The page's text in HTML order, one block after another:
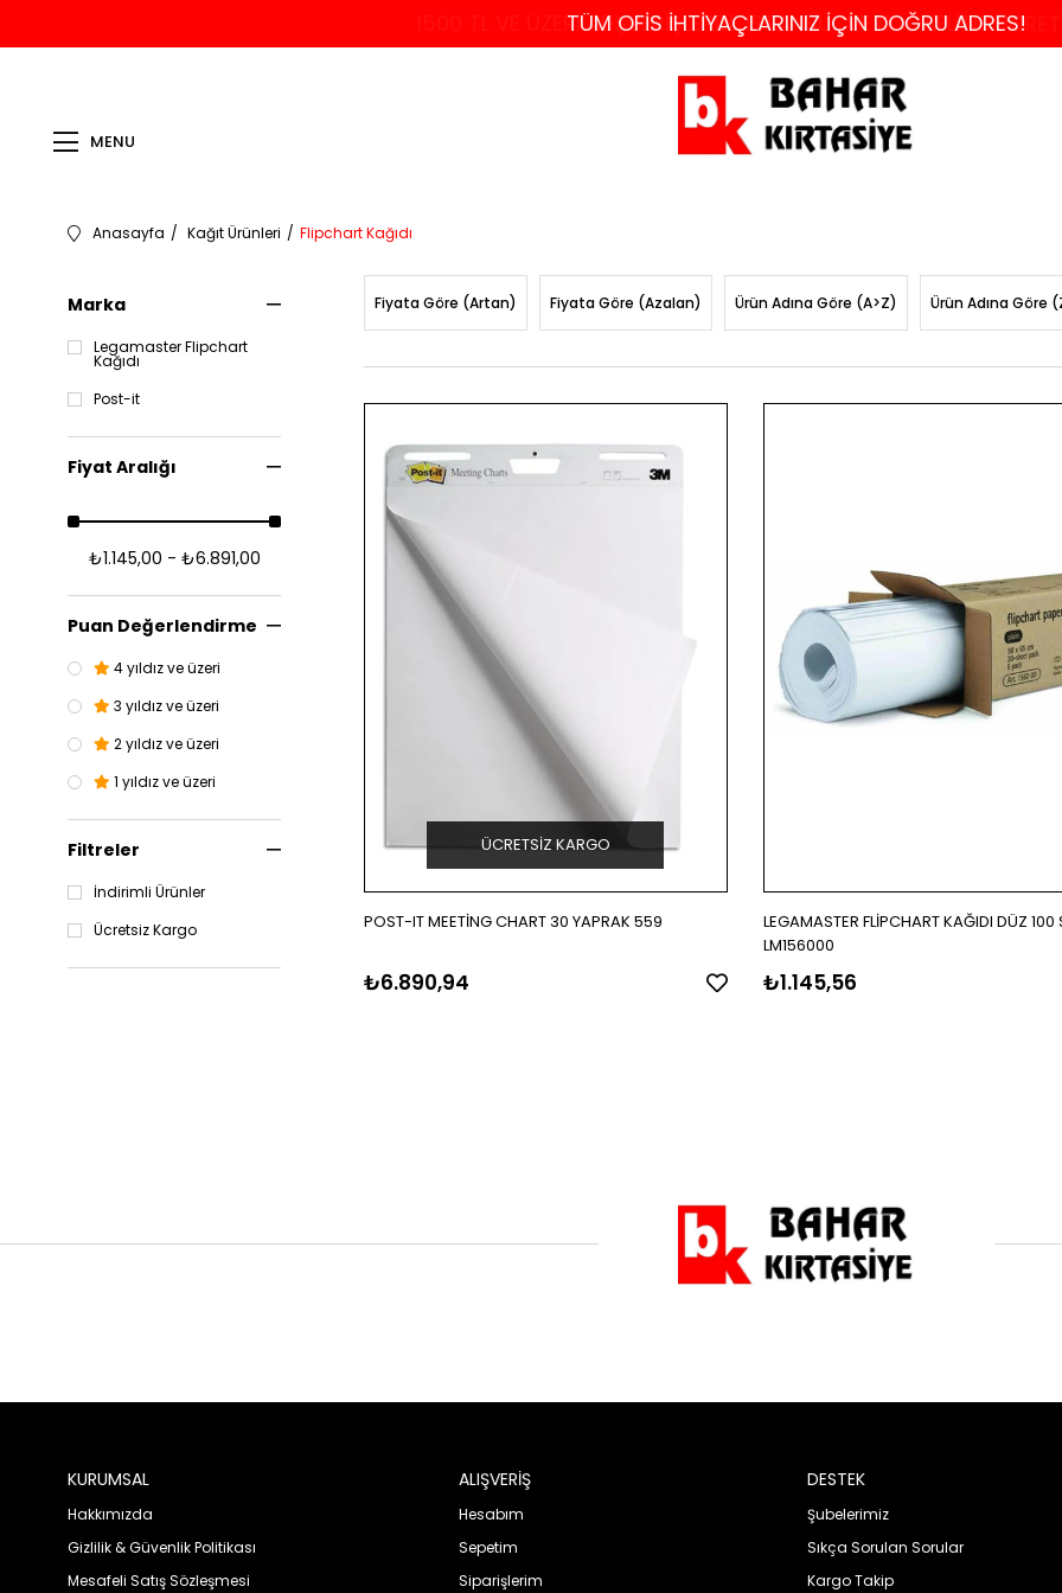
1500 TL VE ÜZERİ ALIŞVERİŞLERDE İSTANBUL VE KOCAELİ'NE
TÜM OFİS İHTİYAÇLARINIZ İÇİN DOĞRU ADRES!
MENU
Anasayfa Kağıt Ürünleri Flipchart Kağıdı
Marka
Legamaster Flipchart
Kağıdı
Post-it
Fiyat Aralığı
₺1.145,00 - ₺6.891,00
Puan Değerlendirme
4 yıldız ve üzeri
3 yıldız ve üzeri
2 yıldız ve üzeri
1 yıldız ve üzeri
Filtreler
İndirimli Ürünler
Ücretsiz Kargo
Fiyata Göre (Artan) Fiyata Göre (Azalan) Ürün Adına Göre (A>Z) Ürün Adına Göre
POST-IT MEETİNG CHART 30 YAPRAK 559
₺6.890,94
ÜCRETSIZ KARGO
LEGAMASTER FLİPCHART KAĞIDI DÜZ 100
LM156000
₺1.145,56
KURUMSAL
Hakkımızda
Gizlilik & Güvenlik Politikası
Mesafeli Satış Sözleşmesi
ALIŞVERİŞ
Hesabım
Sepetim
Siparişlerim
DESTEK
Şubelerimiz
Sıkça Sorulan Sorular
Kargo Takip